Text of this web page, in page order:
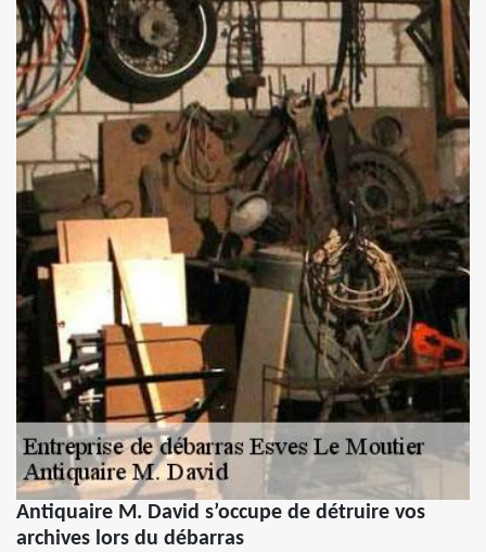
Antiquaire M. David s’occupe de détruire vos
archives lors du débarras